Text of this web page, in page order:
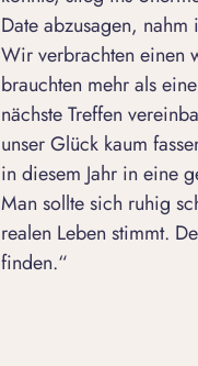
Date abzusagen,
Wir verbrachten einen
brauchten mehr als
nächste Treffen
unser Glück kaum
in diesem Jahr in eine
Man sollte sich ruhig
realen Leben stimmt.
finden.“